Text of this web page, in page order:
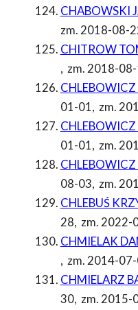
CHABOWSKI
zm. 2018-08-
CHITROW
, zm. 2018-
CHLEBOWICZ
01-01, zm.
CHLEBOWICZ
01-01, zm.
08-03, zm.
CHLEBUŚ
28, zm. 2022-
CHMIELAK
, zm. 2014-
CHMIELARZ
30, zm. 2015-